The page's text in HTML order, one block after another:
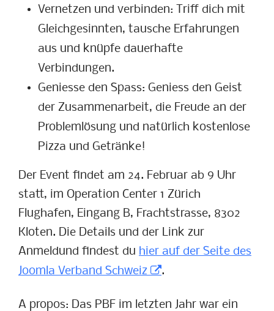
Vernetzen und verbinden: Triff dich mit
Gleichgesinnten, tausche Erfahrungen
aus und knüpfe dauerhafte
Verbindungen.
Geniesse den Spass: Geniess den Geist
der Zusammenarbeit, die Freude an der
Problemlösung und natürlich kostenlose
Pizza und Getränke!
Der Event findet am 24. Februar ab 9 Uhr
statt, im Operation Center 1 Zürich
Flughafen, Eingang B, Frachtstrasse, 8302
Kloten. Die Details und der Link zur
Anmeldund findest du hier auf der Seite des
Joomla Verband Schweiz
.
A propos: Das PBF im letzten Jahr war ein